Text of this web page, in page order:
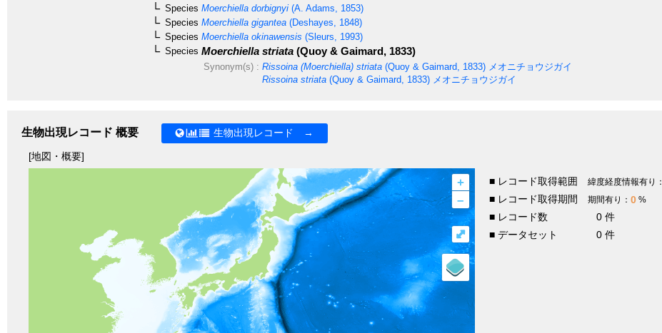
Species Moerchiella dorbignyi (A. Adams, 1853)
Species Moerchiella gigantea (Deshayes, 1848)
Species Moerchiella okinawensis (Sleurs, 1993)
Species Moerchiella striata (Quoy & Gaimard, 1833)
Synonym(s) : Rissoina (Moerchiella) striata(Quoy & Gaimard, 1833)メオニチョウジガイ
Rissoina striata(Quoy & Gaimard, 1833)メオニチョウジガイ
生物出現レコード 概要 生物出現レコード →
[地図・概要]
+
–
⤢
■ レコード取得範囲 緯度経度情報有り：
■ レコード取得期間 期間有り： 0 %
■ レコード数
0 件
■ データセット
0 件